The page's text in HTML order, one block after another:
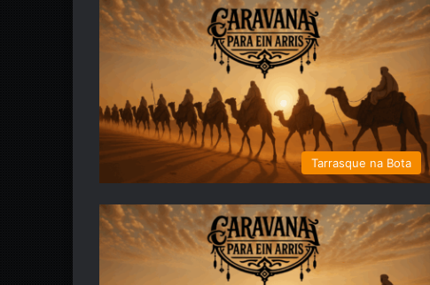
Tarrasque na Bota